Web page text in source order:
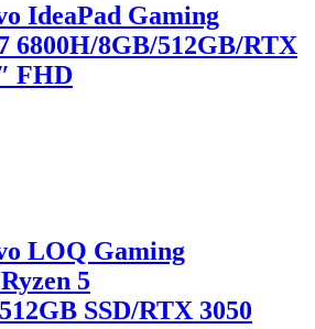
IdeaPad Gaming
6800H/8GB/512GB/RTX
FHD
LOQ Gaming
5
SSD/RTX 3050